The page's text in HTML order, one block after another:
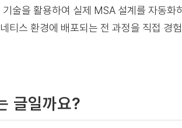
술을 활용하여 실제 MSA 설계를 자동화
티스 환경에 배포되는 전 과정을 직접 경
글일까요?